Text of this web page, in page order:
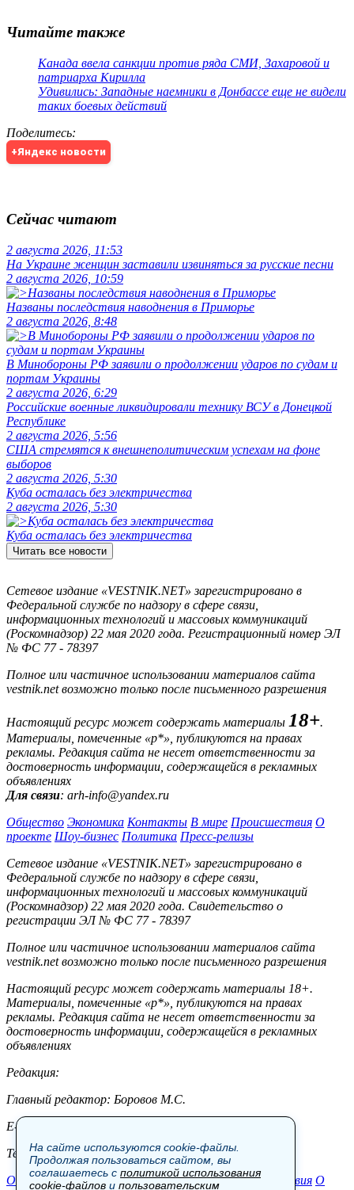
Читайте также
Канада ввела санкции против ряда СМИ, Захаровой и
патриарха Кирилла
Удивились: Западные наемники в Донбассе еще не видели
таких боевых действий
Поделитесь:
+Яндекс новости
Сейчас читают
2 августа 2026, 11:53
На Украине женщин заставили извиняться за русские песни
2 августа 2026, 10:59
Названы последствия наводнения в Приморье
2 августа 2026, 8:48
В Минобороны РФ заявили о продолжении ударов по судам и
портам Украины
2 августа 2026, 6:29
Российские военные ликвидировали технику ВСУ в Донецкой
Республике
2 августа 2026, 5:56
США стремятся к внешнеполитическим успехам на фоне
выборов
2 августа 2026, 5:30
Куба осталась без электричества
2 августа 2026, 5:30
Куба осталась без электричества
Читать все новости
Сетевое издание «VESTNIK.NET» зарегистрировано в
Федеральной службе по надзору в сфере связи,
информационных технологий и массовых коммуникаций
(Роскомнадзор) 22 мая 2020 года. Регистрационный номер ЭЛ
№ ФС 77 - 78397
Полное или частичное использовании материалов сайта
vestnik.net возможно только после письменного разрешения
Настоящий ресурс может содержать материалы 18+.
Материалы, помеченные «р*», публикуются на правах
рекламы. Редакция сайта не несет ответственности за
достоверность информации, содержащейся в рекламных
объявлениях
Для связи: arh-info@yandex.ru
Общество Экономика Контакты В мире Происшествия О
проекте Шоу-бизнес Политика Пресс-релизы
Сетевое издание «VESTNIK.NET» зарегистрировано в
Федеральной службе по надзору в сфере связи,
информационных технологий и массовых коммуникаций
(Роскомнадзор) 22 мая 2020 года. Свидетельство о
регистрации ЭЛ № ФС 77 - 78397
Полное или частичное использовании материалов сайта
vestnik.net возможно только после письменного разрешения
Настоящий ресурс может содержать материалы 18+.
Материалы, помеченные «р*», публикуются на правах
рекламы. Редакция сайта не несет ответственности за
достоверность информации, содержащейся в рекламных
объявлениях
Редакция:
Главный редактор: Боровов М.С.
E-mail: site@vestnik.net, reb.msk@yandex.ru
Тел.: +7 (921) 720-00-97
Общество Экономика Контакты В мире Происшествия О
На сайте используются cookie-файлы.
Продолжая пользоваться сайтом, вы
соглашаетесь с политикой использования
cookie-файлов и пользовательским